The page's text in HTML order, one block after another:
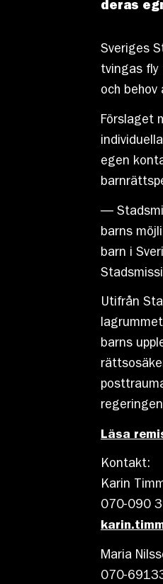
deras
Sveriges
tvingas fly
och
Förslaget
egen
—
barns
barn i
Utifrån
barns
Läsa
Kontakt:
Karin
070-090
Maria
070-